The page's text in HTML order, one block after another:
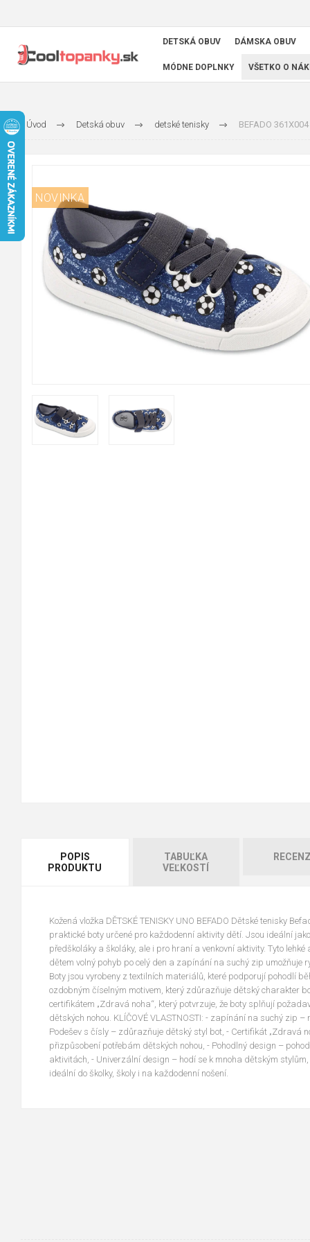
DETSKÁ OBUV DÁMSKA OBUV
MÓDNE DOPLNKY VŠETKO O
Úvod Detská obuv detské tenisky BEFADO
NOVINKA
POPIS
PRODUKTU
TABUĽKA
VEĽKOSTÍ
Kožená vložka DĚTSKÉ TENISKY UNO BEFADO Dětské tenisky
praktické boty určené pro každodenní aktivity dětí. Jsou ideální
předškoláky a školáky, ale i pro hraní a venkovní aktivity. Tyto lehké
dětem volný pohyb po celý den a zapínání na suchý zip umožňuje
Boty jsou vyrobeny z textilních materiálů, které podporují pohodlí
ozdobným číselným motivem, který zdůrazňuje dětský charakter
certifikátem „Zdravá noha“, který potvrzuje, že boty splňují
dětských nohou. KLÍČOVÉ VLASTNOSTI: - zapínání na suchý zip
Podešev s čísly – zdůrazňuje dětský styl bot, - Certifikát „Zdravá
přizpůsobení potřebám dětských nohou, - Pohodlný design –
aktivitách, - Univerzální design – hodí se k mnoha dětským
ideální do školky, školy i na každodenní nošení.